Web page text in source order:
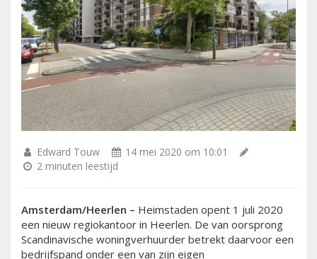
Edward Touw
14 mei 2020 om 10:01
2 minuten leestijd
Amsterdam/Heerlen – Heimstaden opent 1 juli 2020
een nieuw regiokantoor in Heerlen. De van oorsprong
Scandinavische woningverhuurder betrekt daarvoor een
bedrijfspand onder een van zijn eigen